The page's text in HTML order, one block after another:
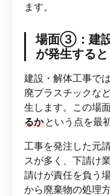
ます。
場面③：建
が発生すると
建設・解体工事で
廃プラスチックな
生します。この場面
るか という点を最
工事を発注した元
スが多く、下請け
請けが責任を負う
から廃棄物の処理